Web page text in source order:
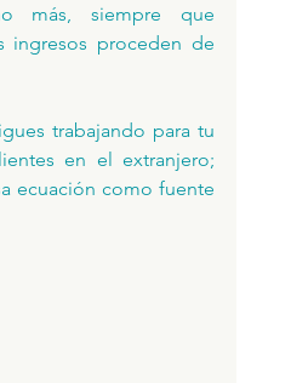
más, siempre que
ingresos proceden de
trabajando para tu
en el extranjero;
ecuación como fuente